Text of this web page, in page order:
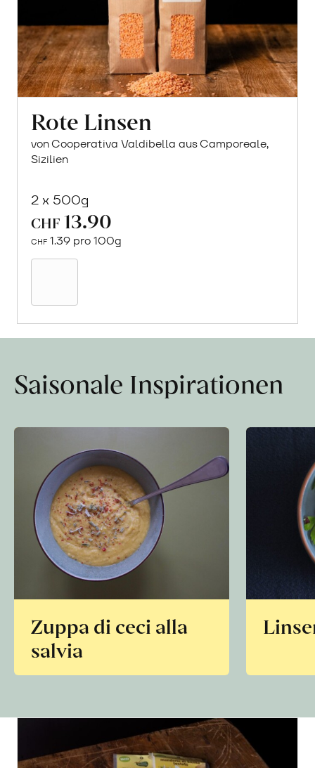
Rote Linsen
von Cooperativa Valdibella aus Camporeale,
Sizilien
2 x 500g
CHF 13.90
CHF 1.39 pro 100g
Saisonale Inspirationen
Zuppa di ceci alla
salvia